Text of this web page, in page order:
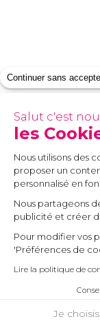
Continuer sans
Salut c'est
les
Nous utilisons des
proposer un
personnalisé en
Nous partageons
publicité et créer
Pour modifier vos
'Préférences de
Lire la politique de
Je choisis
COOKIES